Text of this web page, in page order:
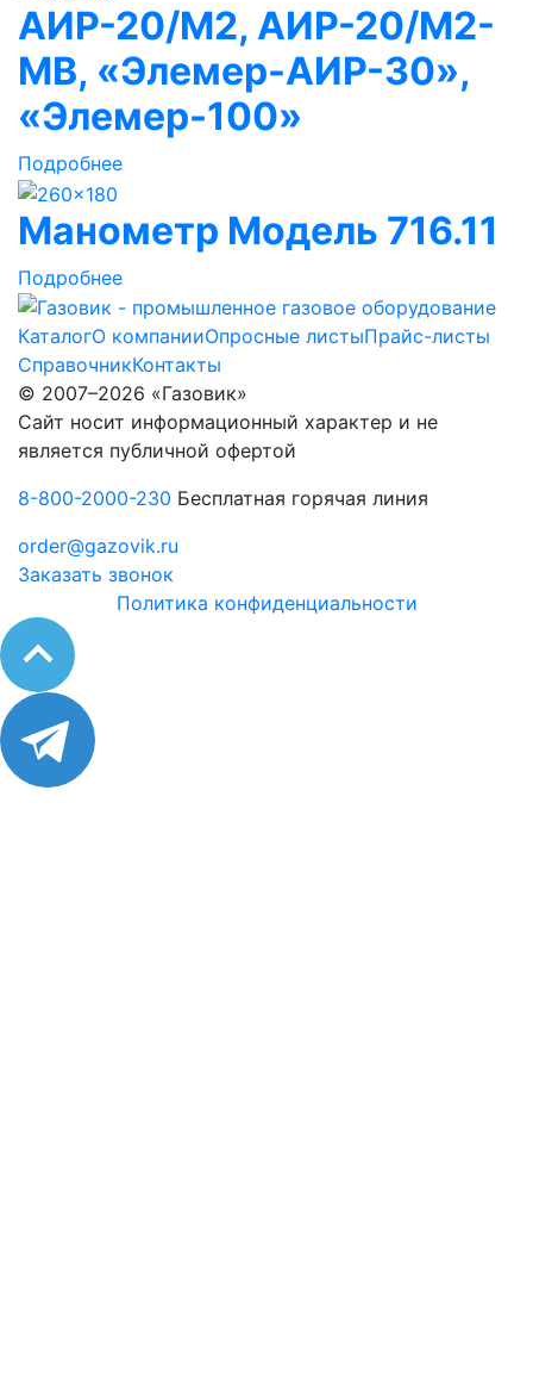
АИР-20/М2, АИР-20/М2-
MB, «Элемер-АИР-30»,
«Элемер-100»
Подробнее
Манометр Модель 716.11
Подробнее
КаталогО компанииОпросные листыПрайс-листы
СправочникКонтакты
© 2007–2026 «Газовик»
Сайт носит информационный характер и не
является публичной офертой
8-800-2000-230 Бесплатная горячая линия
order@gazovik.ru
Заказать звонок
Политика конфиденциальности